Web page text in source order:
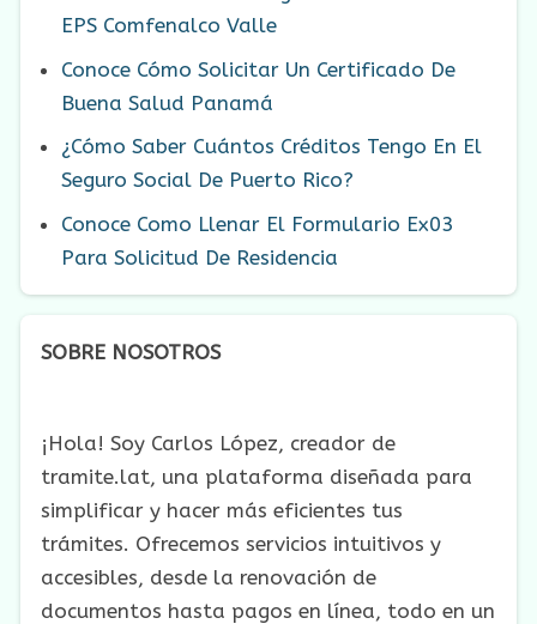
EPS Comfenalco Valle
Conoce Cómo Solicitar Un Certificado De
Buena Salud Panamá
¿Cómo Saber Cuántos Créditos Tengo En El
Seguro Social De Puerto Rico?
Conoce Como Llenar El Formulario Ex03
Para Solicitud De Residencia
SOBRE NOSOTROS
¡Hola! Soy Carlos López, creador de
tramite.lat, una plataforma diseñada para
simplificar y hacer más eficientes tus
trámites. Ofrecemos servicios intuitivos y
accesibles, desde la renovación de
documentos hasta pagos en línea, todo en un